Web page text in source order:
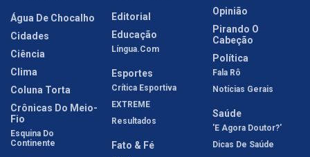
Água De Chocalho
Cidades
Ciência
Clima
Coluna Torta
Crônicas Do Meio-
Fio
Esquina Do
Continente
Editorial
Educação
Língua.com
Esportes
Crítica Esportiva
EXTREME
Resultados
Fato & Fé
Opinião
Pirando O
Cabeção
Política
Fala Rô
Notícias Gerais
Saúde
'E Agora Doutor?'
Dicas De Saúde